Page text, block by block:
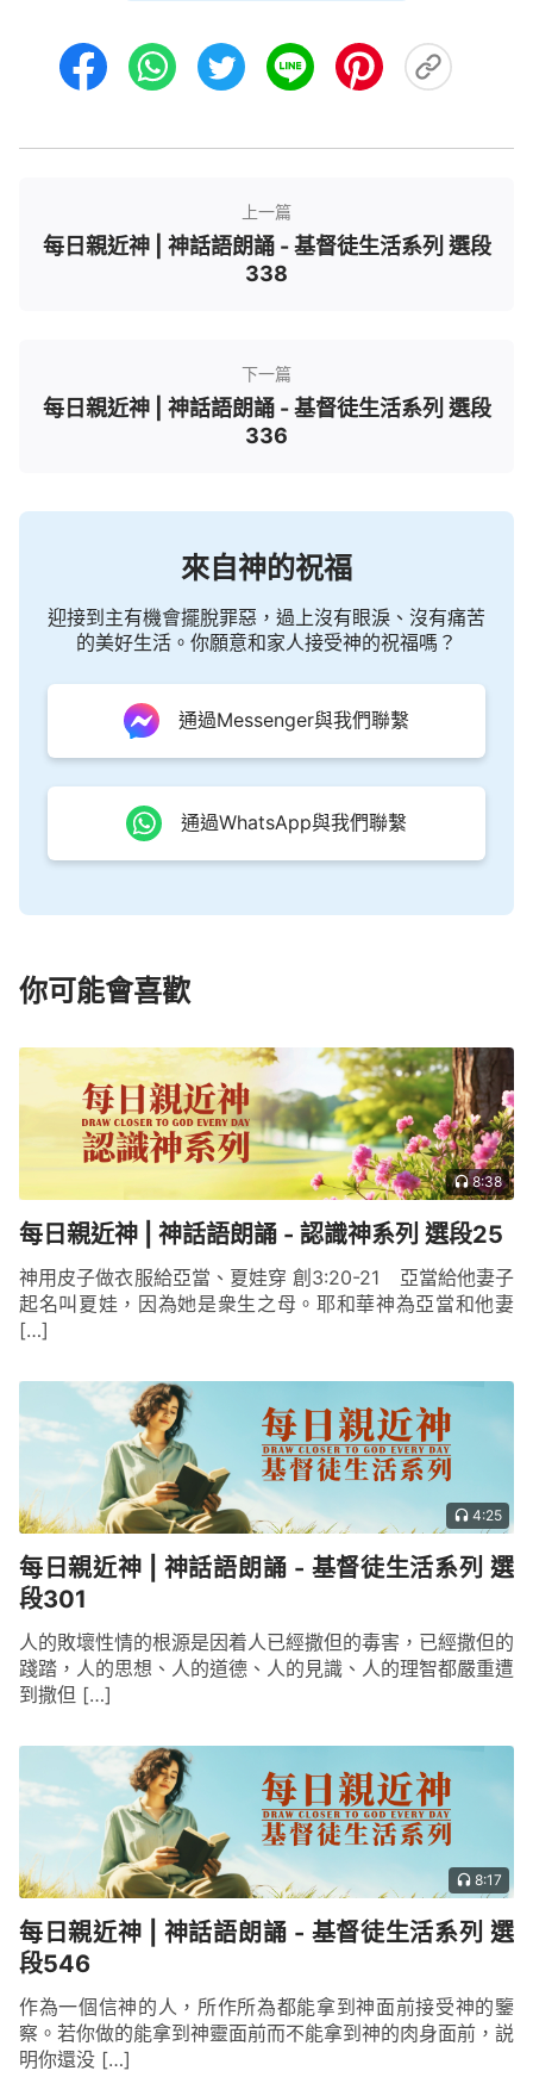
上一篇
每日親近神 | 神話語朗誦 - 基督徒生活系列 選段
338
下一篇
每日親近神 | 神話語朗誦 - 基督徒生活系列 選段
336
來自神的祝福
迎接到主有機會擺脫罪惡，過上沒有眼淚、沒有痛苦
的美好生活。你願意和家人接受神的祝福嗎？
通過Messenger與我們聯繫
通過WhatsApp與我們聯繫
你可能會喜歡
8:38
每日親近神 | 神話語朗誦 - 認識神系列 選段25
神用皮子做衣服給亞當、夏娃穿 創3:20-21 亞當給他妻子
起名叫夏娃，因為她是衆生之母。耶和華神為亞當和他妻
[…]
4:25
每日親近神 | 神話語朗誦 - 基督徒生活系列 選
段301
人的敗壞性情的根源是因着人已經撒但的毒害，已經撒但的
踐踏，人的思想、人的道德、人的見識、人的理智都嚴重遭
到撒但 […]
8:17
每日親近神 | 神話語朗誦 - 基督徒生活系列 選
段546
作為一個信神的人，所作所為都能拿到神面前接受神的鑒
察。若你做的能拿到神靈面前而不能拿到神的肉身面前，説
明你還没 […]